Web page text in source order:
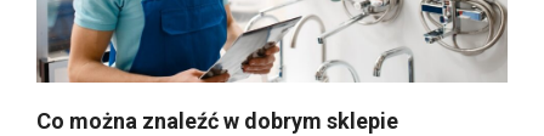
Co można znaleźć w dobrym sklepie